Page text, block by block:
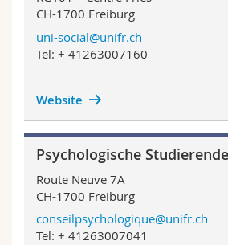
Math.-Nat. und Med. Fak.
Interfakultär
Mitarbeitende
Doktorierende
Webmail
Vorlesungsverzeichnis
MyUnifr
CH-1700 Freiburg
uni-social@unifr.ch
Tel: + 41263007160
Website
Psychologische
Route Neuve 7A
CH-1700 Freiburg
conseilpsychologique@unifr.ch
Tel: + 41263007041